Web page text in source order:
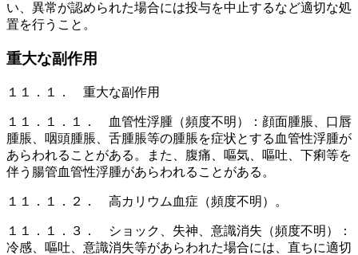
い、異常が認められた場合には投与を中止するなど適切な処
置を行うこと。
重大な副作用
１１．１． 重大な副作用
１１．１．１． 血管性浮腫（頻度不明）：顔面腫脹、口唇
腫脹、咽頭腫脹、舌腫脹等の腫脹を症状とする血管性浮腫が
あらわれることがある。また、腹痛、嘔気、嘔吐、下痢等を
伴う腸管血管性浮腫があらわれることがある。
１１．１．２． 高カリウム血症（頻度不明）。
１１．１．３． ショック、失神、意識消失（頻度不明）：
冷感、嘔吐、意識消失等があらわれた場合には、直ちに適切